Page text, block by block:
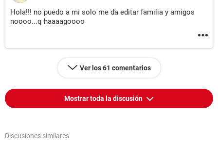
Hola!!! no puedo a mi solo me da editar familia y amigos
noooo...q haaaagoooo
Ver los 61 comentarios
Mostrar toda la discusión
Discusiones similares